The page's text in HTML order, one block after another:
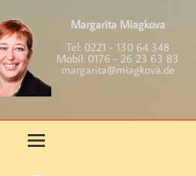
Margarita Miagkova
Tel: 0221 - 130 64 348
Mobil: 0176 - 26 23 63 83
margarita@miagkova.de